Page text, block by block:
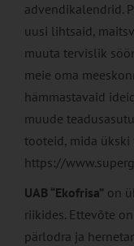
advendikalendrid.
uusi lihtsaid,
muuta tervislik
meie oma
hämmastavaid
muude
tooteid, mida ükski
https://
UAB “Ekofrisa” on
riikides. Ettevõte
pärlodra ja